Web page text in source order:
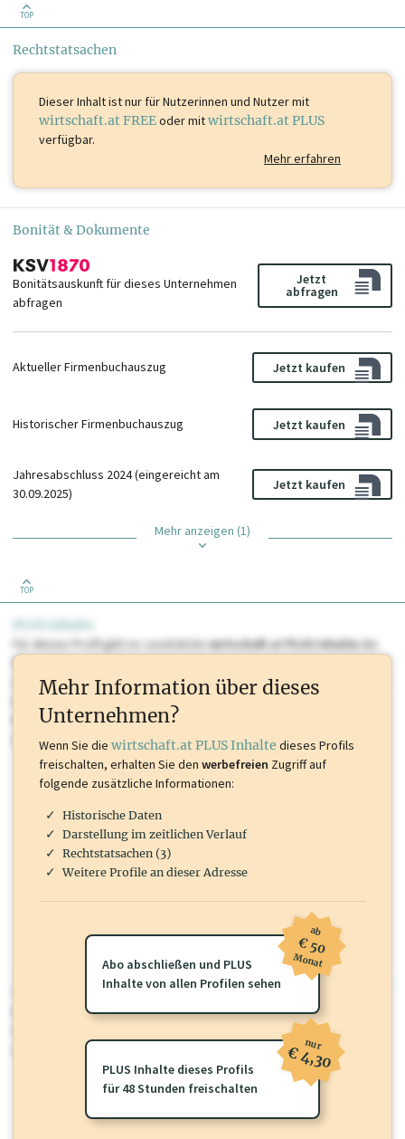
TOP
Rechtstatsachen
Dieser Inhalt istnur für Nutzerinnen und Nutzer mit
wirtschaft.at FREEoder mitwirtschaft.at PLUS
verfügbar.
Mehr erfahren
Bonität & Dokumente
Bonitätsauskunft für dieses Unternehmen
abfragen
Jetzt
abfragen
Aktueller Firmenbuchauszug Jetzt kaufen
Historischer Firmenbuchauszug Jetzt kaufen
Jahresabschluss 2024 (eingereicht am
30.09.2025)
Jetzt kaufen
Mehr anzeigen (1)
TOP
PLUS Inhalte
Für dieses Profil gibt es zusätzlichewirtschaft.at PLUS Inhaltedie
Sie momentan nicht einsehen können. Schalten Sie dieses Profil frei
oder loggen Sie sich ein um diese Inhalte zu sehen. wirtschaft.at PLUS
Marken, Patente, Rechtstatsachen, OTS-Aussendungen, und viele
mehr.
wirtschaft.at PLUS
Für dieses Profil gibt es zusätzlichewirtschaft.at PLUS Inhalte
Sie momentan nicht einsehen können. Schalten Sie dieses Profil frei
oder loggen Sie sich ein um diese Inhalte zu sehen.
Mehr Information über dieses
Unternehmen?
Wenn Sie die wirtschaft.at PLUS Inhalte dieses Profils
freischalten, erhalten Sie den werbefreien Zugriff auf
folgende zusätzliche Informationen:
Historische Daten
Darstellung im zeitlichen Verlauf
Rechtstatsachen (3)
Weitere Profile an dieser Adresse
Abo abschließen und PLUS
Inhalte von allen Profilen sehen
ab
€ 50
Monat
PLUS Inhalte dieses Profils
für 48 Stunden freischalten
nur
€ 4,30